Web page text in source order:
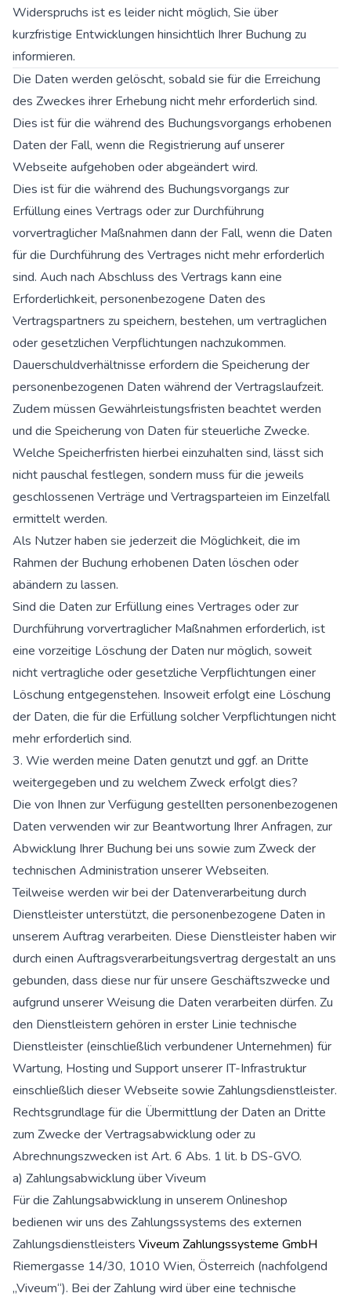
Widerspruchs ist es leider nicht möglich, Sie über
kurzfristige Entwicklungen hinsichtlich Ihrer Buchung zu
informieren.
Die Daten werden gelöscht, sobald sie für die Erreichung
des Zweckes ihrer Erhebung nicht mehr erforderlich sind.
Dies ist für die während des Buchungsvorgangs erhobenen
Daten der Fall, wenn die Registrierung auf unserer
Webseite aufgehoben oder abgeändert wird.
Dies ist für die während des Buchungsvorgangs zur
Erfüllung eines Vertrags oder zur Durchführung
vorvertraglicher Maßnahmen dann der Fall, wenn die Daten
für die Durchführung des Vertrages nicht mehr erforderlich
sind. Auch nach Abschluss des Vertrags kann eine
Erforderlichkeit, personenbezogene Daten des
Vertragspartners zu speichern, bestehen, um vertraglichen
oder gesetzlichen Verpflichtungen nachzukommen.
Dauerschuldverhältnisse erfordern die Speicherung der
personenbezogenen Daten während der Vertragslaufzeit.
Zudem müssen Gewährleistungsfristen beachtet werden
und die Speicherung von Daten für steuerliche Zwecke.
Welche Speicherfristen hierbei einzuhalten sind, lässt sich
nicht pauschal festlegen, sondern muss für die jeweils
geschlossenen Verträge und Vertragsparteien im Einzelfall
ermittelt werden.
Als Nutzer haben sie jederzeit die Möglichkeit, die im
Rahmen der Buchung erhobenen Daten löschen oder
abändern zu lassen.
Sind die Daten zur Erfüllung eines Vertrages oder zur
Durchführung vorvertraglicher Maßnahmen erforderlich, ist
eine vorzeitige Löschung der Daten nur möglich, soweit
nicht vertragliche oder gesetzliche Verpflichtungen einer
Löschung entgegenstehen. Insoweit erfolgt eine Löschung
der Daten, die für die Erfüllung solcher Verpflichtungen nicht
mehr erforderlich sind.
3. Wie werden meine Daten genutzt und ggf. an Dritte
weitergegeben und zu welchem Zweck erfolgt dies?
Die von Ihnen zur Verfügung gestellten personenbezogenen
Daten verwenden wir zur Beantwortung Ihrer Anfragen, zur
Abwicklung Ihrer Buchung bei uns sowie zum Zweck der
technischen Administration unserer Webseiten.
Teilweise werden wir bei der Datenverarbeitung durch
Dienstleister unterstützt, die personenbezogene Daten in
unserem Auftrag verarbeiten. Diese Dienstleister haben wir
durch einen Auftragsverarbeitungsvertrag dergestalt an uns
gebunden, dass diese nur für unsere Geschäftszwecke und
aufgrund unserer Weisung die Daten verarbeiten dürfen. Zu
den Dienstleistern gehören in erster Linie technische
Dienstleister (einschließlich verbundener Unternehmen) für
Wartung, Hosting und Support unserer IT-Infrastruktur
einschließlich dieser Webseite sowie Zahlungsdienstleister.
Rechtsgrundlage für die Übermittlung der Daten an Dritte
zum Zwecke der Vertragsabwicklung oder zu
Abrechnungszwecken ist Art. 6 Abs. 1 lit. b DS-GVO.
a) Zahlungsabwicklung über Viveum
Für die Zahlungsabwicklung in unserem Onlineshop
bedienen wir uns des Zahlungssystems des externen
Zahlungsdienstleisters Viveum Zahlungssysteme GmbH
Riemergasse 14/30, 1010 Wien, Österreich (nachfolgend
„Viveum“). Bei der Zahlung wird über eine technische